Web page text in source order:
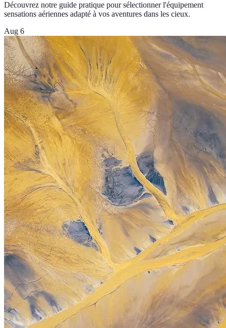
Découvrez notre guide pratique pour sélectionner l'équipement
sensations aériennes adapté à vos aventures dans les cieux.
Aug 6